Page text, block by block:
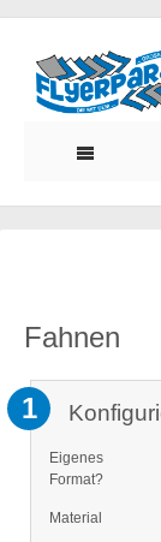
Fahnen
1
Eigenes
Format?
Material